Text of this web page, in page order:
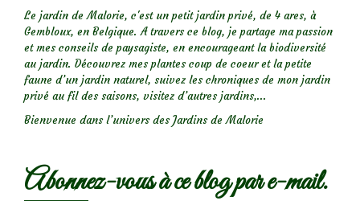
Le jardin de Malorie, c'est un petit jardin privé, de 4 ares, à
Gembloux, en Belgique. A travers ce blog, je partage ma passion
et mes conseils de paysagiste, en encourageant la biodiversité
au jardin. Découvrez mes plantes coup de coeur et la petite
faune d’un jardin naturel, suivez les chroniques de mon jardin
privé au fil des saisons, visitez d’autres jardins,...
Bienvenue dans l’univers des Jardins de Malorie
Abonnez-vous à ce blog par e-mail.